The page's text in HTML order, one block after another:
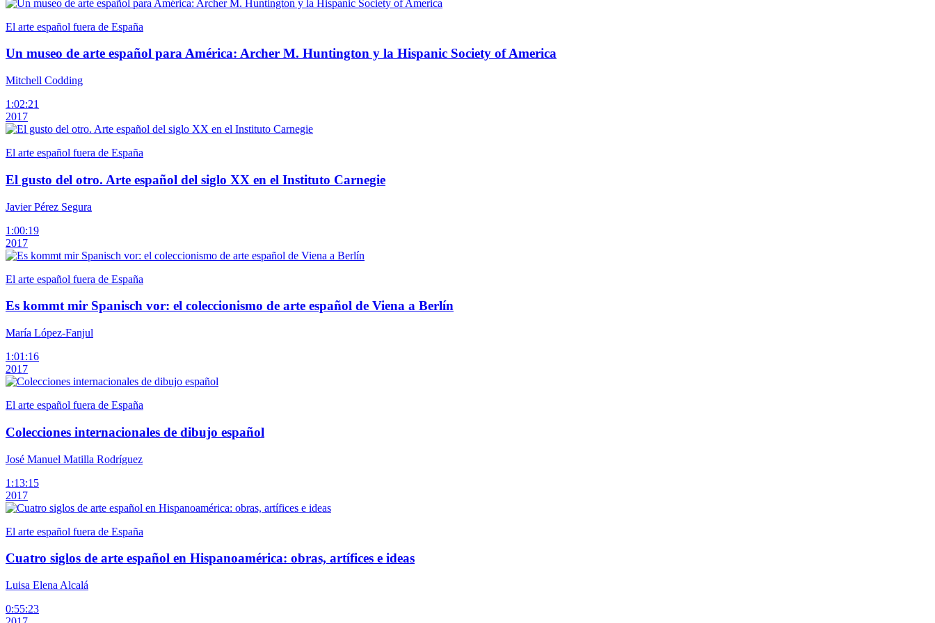
El arte español fuera de España
Un museo de arte español para América: Archer M. Huntington y la Hispanic Society of America
Mitchell Codding
1:02:21
2017
El arte español fuera de España
El gusto del otro. Arte español del siglo XX en el Instituto Carnegie
Javier Pérez Segura
1:00:19
2017
El arte español fuera de España
Es kommt mir Spanisch vor: el coleccionismo de arte español de Viena a Berlín
María López-Fanjul
1:01:16
2017
El arte español fuera de España
Colecciones internacionales de dibujo español
José Manuel Matilla Rodríguez
1:13:15
2017
El arte español fuera de España
Cuatro siglos de arte español en Hispanoamérica: obras, artífices e ideas
Luisa Elena Alcalá
0:55:23